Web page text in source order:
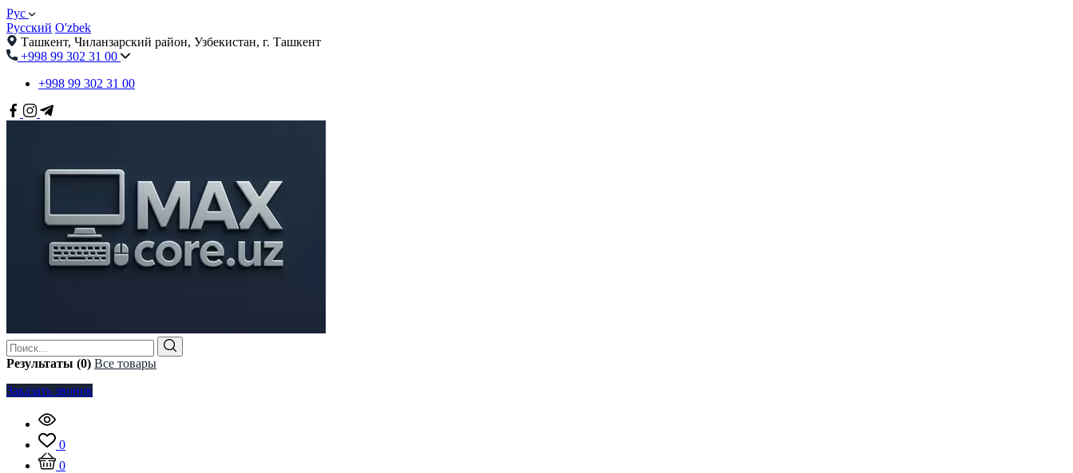
Рус
Русский O'zbek
Ташкент, Чиланзарский район, Узбекистан, г. Ташкент
+998 99 302 31 00
+998 99 302 31 00
Результаты (0) Все товары
Заказать звонок
0
0